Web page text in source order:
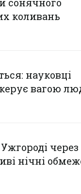
сонячного
коливань
науковці
вагою
через
нічні